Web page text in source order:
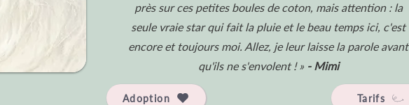
près sur ces petites boules de coton, mais attention : la
seule vraie star qui fait la pluie et le beau temps ici, c'est
encore et toujours moi. Allez, je leur laisse la parole avant
qu'ils ne s'envolent ! » - Mimi
Adoption Tarifs